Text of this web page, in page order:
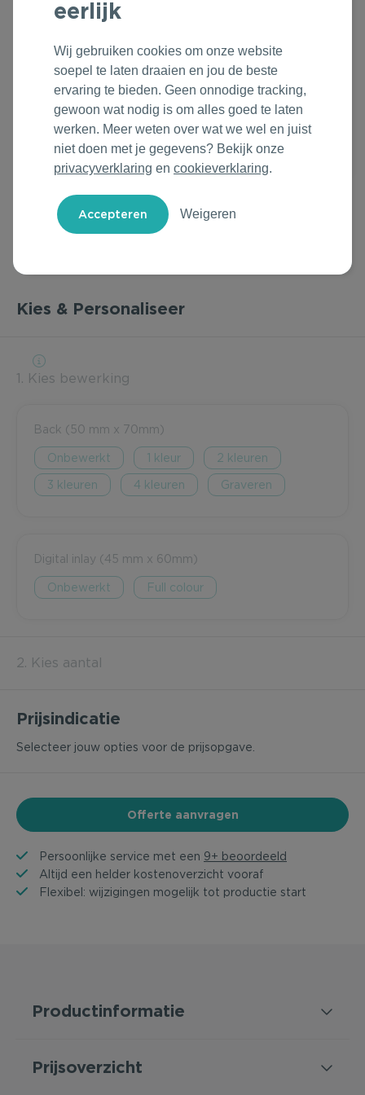
Outdoor & Vrije tijd
Technologie & Gadgets
Home & Living
Duurzame Bestsellers
Daarom Duurzaam
Groene Lente Dagen
Oranjefeest
Vakantie & Zomer
Back to Routine
Herfstmomenten
Sinterklaas
Kerst & Eindejaar
Rituals
Roll'Eat
Samsonite
Stanley/Stella
Tony's Chocolonely
Kies & Personaliseer
1. Kies bewerking
Back (50 mm x 70mm)
Onbewerkt 1 2
3 4 Graveren
Digital inlay (45 mm x 60mm)
Onbewerkt Full colour
2. Kies aantal
Prijsindicatie
Selecteer jouw opties voor de prijsopgave.
Offerte aanvragen
Persoonlijke service met een 9+ beoordeeld
Altijd een helder kostenoverzicht vooraf
Flexibel: wijzigingen mogelijk tot productie start
Productinformatie
Prijsoverzicht
eerlijk
Wij gebruiken cookies om onze website
soepel te laten draaien en jou de beste
ervaring te bieden. Geen onnodige tracking,
gewoon wat nodig is om alles goed te laten
werken. Meer weten over wat we wel en juist
niet doen met je gegevens? Bekijk onze
privacyverklaring en cookieverklaring.
Weigeren